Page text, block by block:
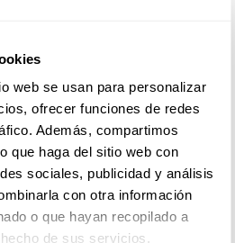
web se usan para personalizar
ofrecer funciones de redes
Además, compartimos
que haga del sitio web con
sociales, publicidad y análisis
con otra información
o que hayan recopilado a
de sus servicios.